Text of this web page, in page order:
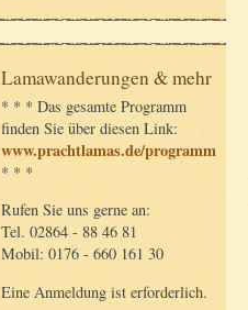
Lamawanderungen & mehr
* * * Das gesamte Programm
finden Sie über diesen Link:
www.prachtlamas.de/programm
* * *
Rufen Sie uns gerne an:
Tel. 02864 - 88 46 81
Mobil: 0176 - 660 161 30
Eine Anmeldung ist erforderlich.